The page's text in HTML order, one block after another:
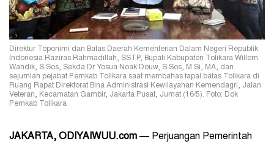
Direktur Toponimi dan Batas Daerah Kementerian Dalam Negeri Republik
Indonesia Raziras Rahmadillah, SSTP, Bupati Kabupaten Tolikara Willem
Wandik, S.Sos, Sekda Dr Yosua Noak Douw, S.Sos, M.Si, MA, dan
sejumlah pejabat Pemkab Tolikara saat membahas tapal batas Tolikara di
Ruang Rapat Direktorat Bina Administrasi Kewilayahan Kemendagri, Jalan
Veteran, Kecamatan Gambir, Jakarta Pusat, Jumat (16/5). Foto: Dok
Pemkab Tolikara
JAKARTA, ODIYAIWUU.com — Perjuangan Pemerintah